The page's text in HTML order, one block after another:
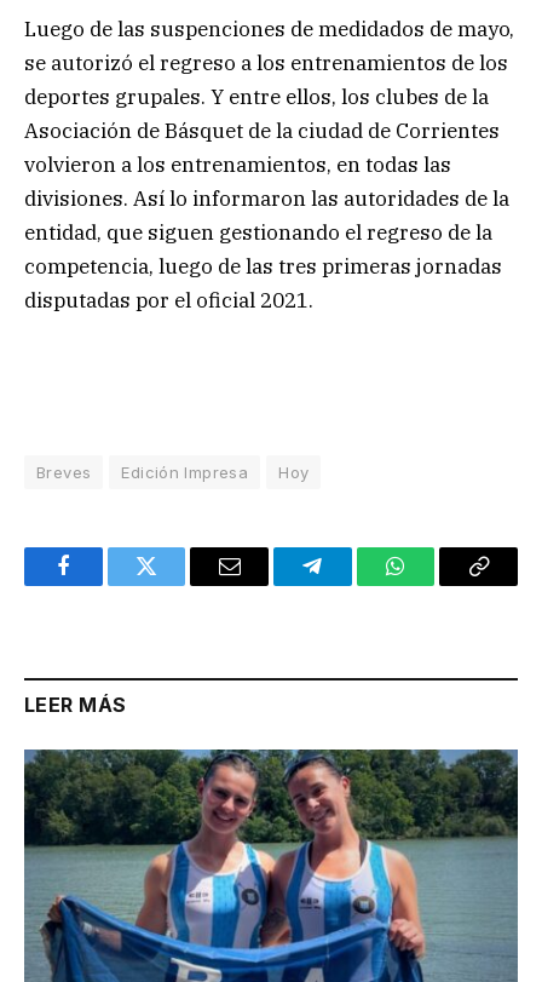
Luego de las suspenciones de medidados de mayo,
se autorizó el regreso a los entrenamientos de los
deportes grupales. Y entre ellos, los clubes de la
Asociación de Básquet de la ciudad de Corrientes
volvieron a los entrenamientos, en todas las
divisiones. Así lo informaron las autoridades de la
entidad, que siguen gestionando el regreso de la
competencia, luego de las tres primeras jornadas
disputadas por el oficial 2021.
Breves Edición Impresa Hoy
FacebookTwitter Email TelegramWhatsAppCopy
LEER MÁS